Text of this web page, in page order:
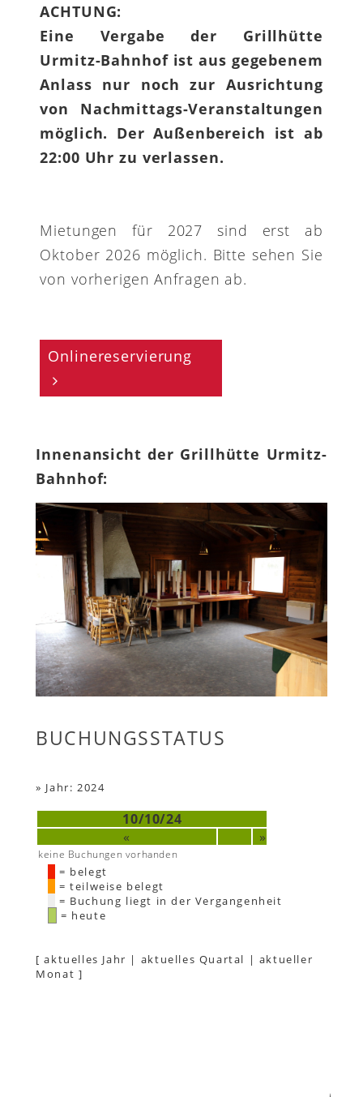
ACHTUNG:
Eine Vergabe der Grillhütte
Urmitz-Bahnhof ist aus gegebenem
Anlass nur noch zur Ausrichtung
von Nachmittags-Veranstaltungen
möglich. Der Außenbereich ist ab
22:00 Uhr zu verlassen.
Mietungen für 2027 sind erst ab
Oktober 2026 möglich. Bitte sehen Sie
von vorherigen Anfragen ab.
Onlinereservierung
Innenansicht der Grillhütte Urmitz-
Bahnhof:
BUCHUNGSSTATUS
» Jahr: 2024
10/10/24
«
»
keine Buchungen vorhanden
= belegt
= teilweise belegt
= Buchung liegt in der Vergangenheit
= heute
[aktuelles Jahr | aktuelles Quartal | aktueller
Monat ]